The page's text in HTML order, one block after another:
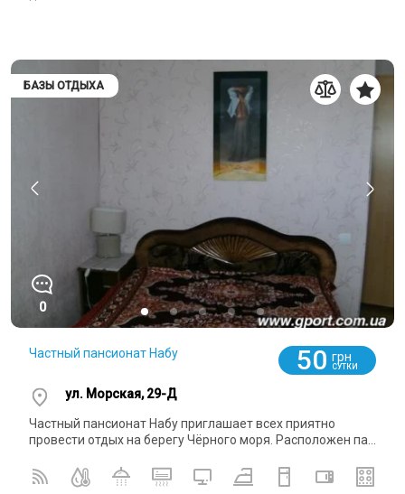
БАЗЫ ОТДЫХА
0
Частный пансионат Набу 50 грн
СУТКИ
ул. Морская, 29-Д
Частный пансионат Набу приглашает всех приятно
провести отдых на берегу Чёрного моря. Расположен па...